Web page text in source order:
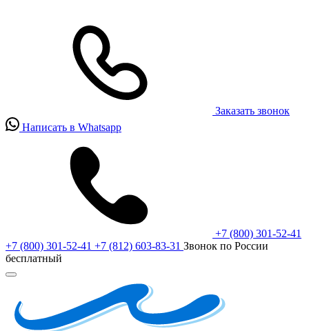
Заказать звонок
Написать в Whatsapp
+7 (800) 301-52-41
+7 (800) 301-52-41 +7 (812) 603-83-31 Звонок по России
бесплатный